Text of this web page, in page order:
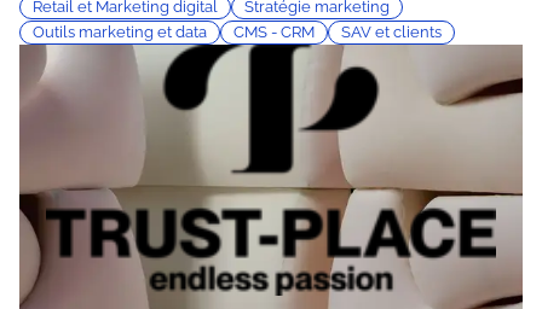
Retail et Marketing digital
Stratégie marketing
Outils marketing et data
CMS - CRM SAV et clients